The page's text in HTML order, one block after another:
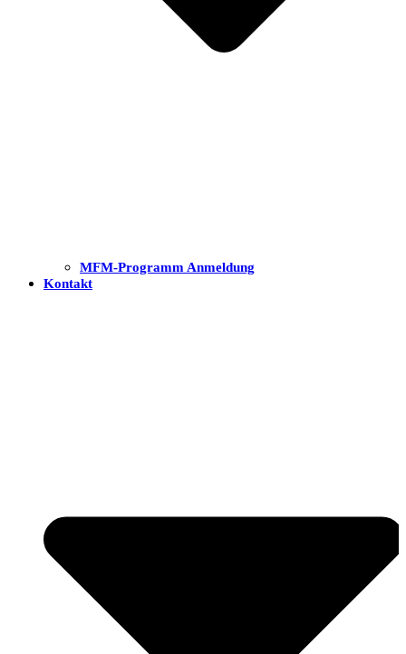
MFM-Programm Anmeldung
Kontakt